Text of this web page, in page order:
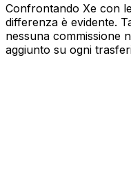
Confrontando Xe con
differenza è evidente.
nessuna commissione
aggiunto su ogni